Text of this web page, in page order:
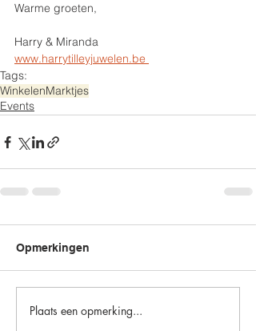
Warme groeten,
Harry & Miranda
www.harrytilleyjuwelen.be
Tags:
WinkelenMarktjes
Events
Opmerkingen
Plaats een opmerking...